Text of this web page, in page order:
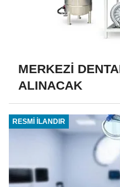
MERKEZİ
ALINACAK
RESMİ İLANDIR